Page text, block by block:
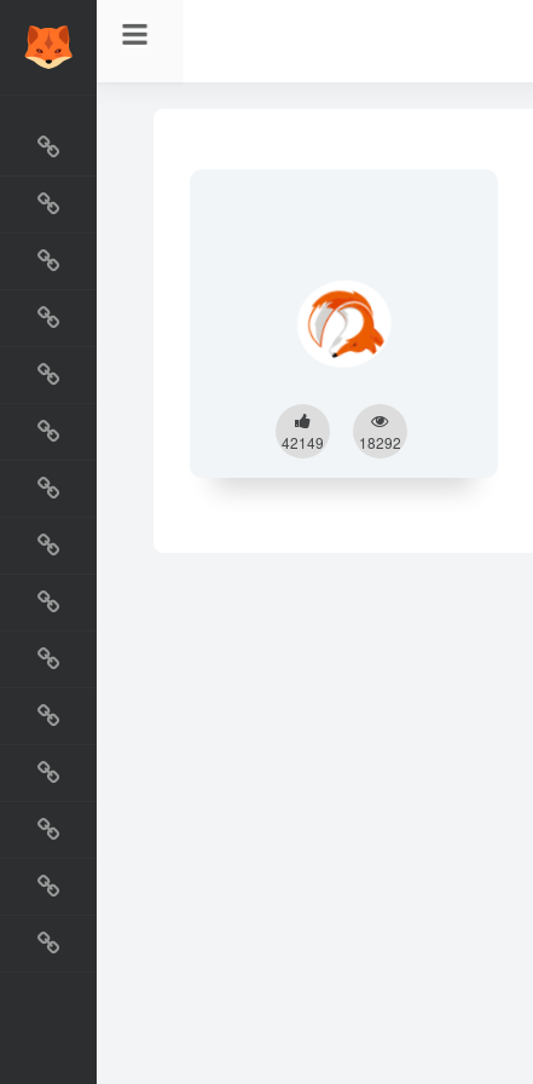
最新收录
网站资源榜
交流排行榜
金融排行榜
阅读排行榜
工具排行榜
设计排行榜
国外网站
生活
直播
动漫
电影
教程
纪录片
42149 18292